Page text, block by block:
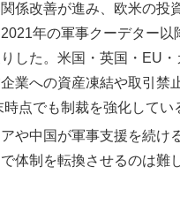
係改善が進み、欧米の投
年の軍事クーデター以
した。米国・英国・EU
業への資産凍結や取引禁
点でも制裁を強化してい
や中国が軍事支援を続け
体制を転換させるのは難